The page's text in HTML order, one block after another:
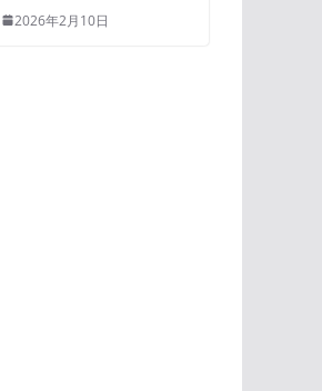
2026年2月10日